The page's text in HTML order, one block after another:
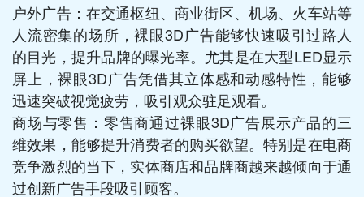
户外广告：在交通枢纽、商业街区、机场、火车站等
人流密集的场所，裸眼3D广告能够快速吸引过路人
的目光，提升品牌的曝光率。尤其是在大型LED显示
屏上，裸眼3D广告凭借其立体感和动感特性，能够
迅速突破视觉疲劳，吸引观众驻足观看。
商场与零售：零售商通过裸眼3D广告展示产品的三
维效果，能够提升消费者的购买欲望。特别是在电商
竞争激烈的当下，实体商店和品牌商越来越倾向于通
过创新广告手段吸引顾客。